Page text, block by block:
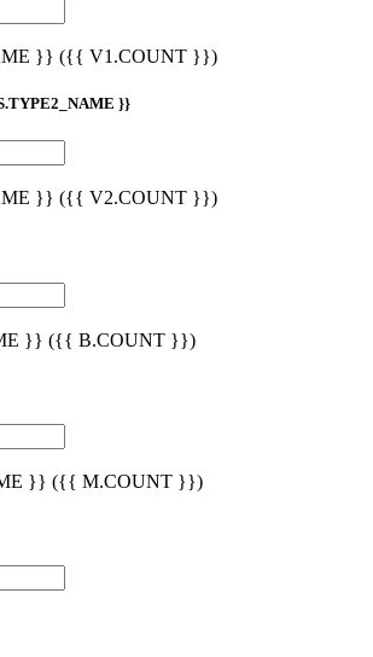
}} ({{ V1.COUNT }})
}}
}} ({{ V2.COUNT }})
}} ({{ B.COUNT }})
}} ({{ M.COUNT }})